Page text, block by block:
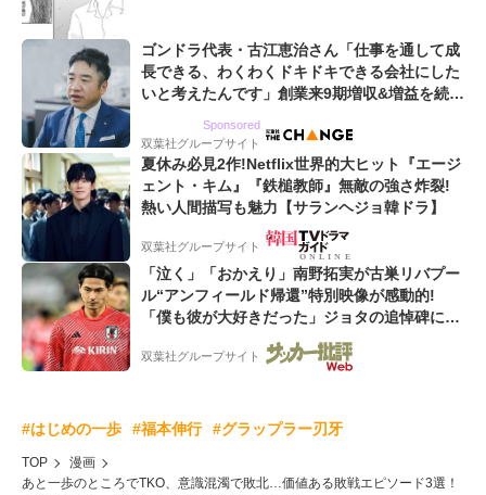
ゴンドラ代表・古江恵治さん「仕事を通して成
長できる、わくわくドキドキできる会社にした
いと考えたんです」創業来9期増収&増益を続け
Sponsored
双葉社グループサイト
夏休み必見2作!Netflix世界的大ヒット『エージ
ェント・キム』『鉄槌教師』無敵の強さ炸裂!
熱い人間描写も魅力【サランヘジョ韓ドラ】
双葉社グループサイト
「泣く」「おかえり」南野拓実が古巣リバプー
ル“アンフィールド帰還”特別映像が感動的!
「僕も彼が大好きだった」ジョタの追悼碑にも
献花!「胸が熱くなります...」
双葉社グループサイト
#はじめの一歩 #福本伸行 #グラップラー刃牙
TOP
漫画
あと一歩のところでTKO、意識混濁で敗北…価値ある敗戦エピソード3選！